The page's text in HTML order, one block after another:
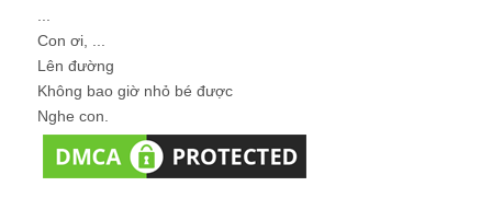
Con ơi, ...
Lên đường
Không bao giờ nhỏ bé được
Nghe con.